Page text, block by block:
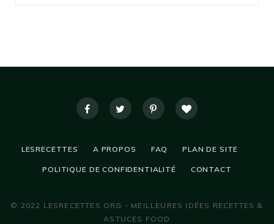
LESRECETTES A PROPOS FAQ PLAN DE SITE
POLITIQUE DE CONFIDENTIALITÉ CONTACT
© 2022 LESRECETTES.ORG - MEILLEURES IDÉES RECETTES &
ASTUCES FOOD